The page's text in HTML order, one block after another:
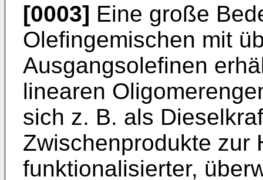
[0003] Eine große
Olefingemischen mit
Ausgangsolefinen
linearen
sich z. B. als
Zwischenprodukte zur
funktionalisierter,